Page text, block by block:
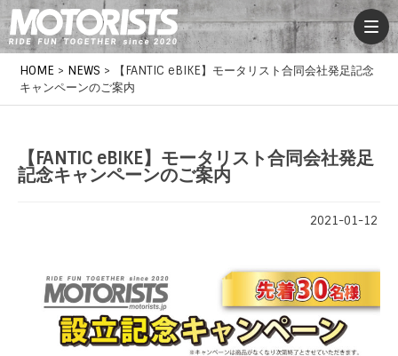
HOME > NEWS >
【FANTIC eBIKE】モータリスト合同会社発足記念
キャンペーンのご案内
【FANTIC eBIKE】モータリスト合同会社発足
記念キャンペーンのご案内
2021-01-12